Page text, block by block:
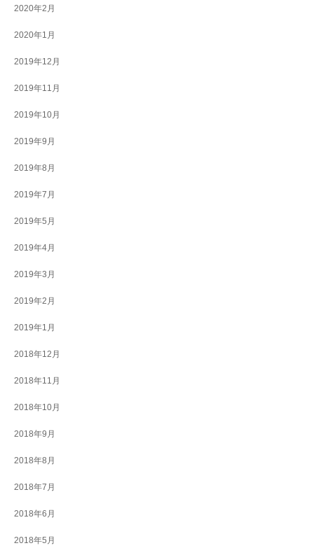
2020年2月
2020年1月
2019年12月
2019年11月
2019年10月
2019年9月
2019年8月
2019年7月
2019年5月
2019年4月
2019年3月
2019年2月
2019年1月
2018年12月
2018年11月
2018年10月
2018年9月
2018年8月
2018年7月
2018年6月
2018年5月